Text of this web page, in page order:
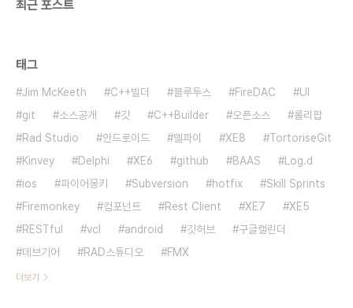
최근 포스트
태그
Jim McKeeth C++빌더 블루투스 FireDAC
UI
git
소스공개 깃 C++Builder 오픈소스
롤리팝
Rad Studio
안드로이드 델파이 XE8
TortoriseGit
Kinvey
Delphi XE6 github BAAS
Log.d
ios
파이어몽키 Subversion hotfix
Skill Sprints
Firemonkey
컴포넌트 Rest Client XE7
XE5
RESTful
vcl android 깃허브
구글캘린더
데브기어
RAD스튜디오 FMX
더보기